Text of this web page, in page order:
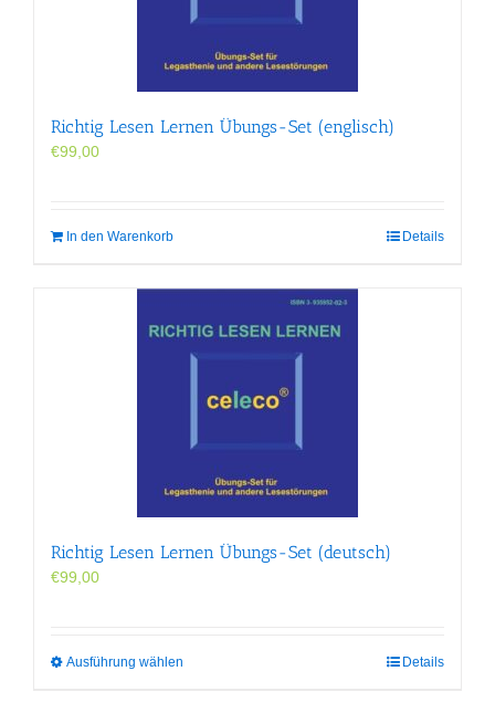
Richtig Lesen Lernen Übungs-Set (englisch)
€99,00
In den Warenkorb Details
Richtig Lesen Lernen Übungs-Set (deutsch)
€99,00
Ausführung wählen Details